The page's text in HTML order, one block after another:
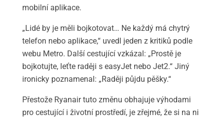
mobilní aplikace.
„Lidé by je měli bojkotovat… Ne každý má chytrý
telefon nebo aplikace,“ uvedl jeden z kritiků podle
webu Metro. Další cestující vzkázal: „Prostě je
bojkotujte, leťte raději s easyJet nebo Jet2.“ Jiný
ironicky poznamenal: „Raději půjdu pěšky.“
Přestože Ryanair tuto změnu obhajuje výhodami
pro cestující i životní prostředí, je zřejmé, že si na ni